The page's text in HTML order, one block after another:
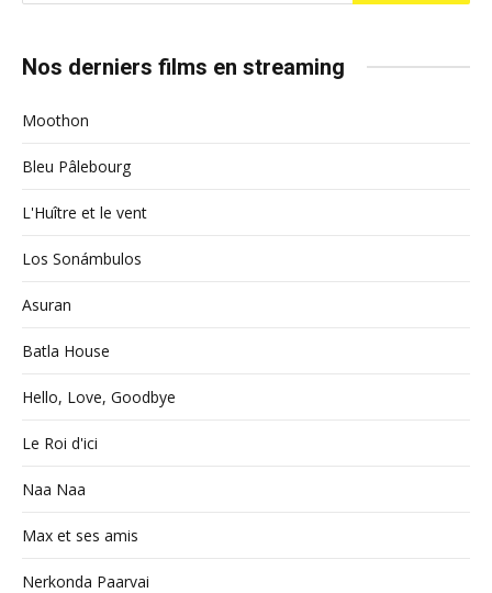
Nos derniers films en streaming
Moothon
Bleu Pâlebourg
L'Huître et le vent
Los Sonámbulos
Asuran
Batla House
Hello, Love, Goodbye
Le Roi d'ici
Naa Naa
Max et ses amis
Nerkonda Paarvai